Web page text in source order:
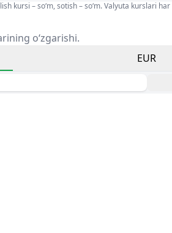
kursi – so‘m, sotish – so‘m. Valyuta kurslari
o‘zgarishi.
EUR